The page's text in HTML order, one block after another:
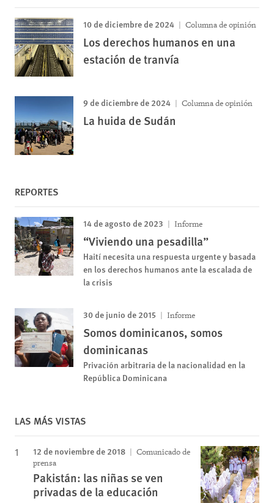
10 de diciembre de 2024 Columna de opinión
Los derechos humanos en una
estación de tranvía
9 de diciembre de 2024 Columna de opinión
La huida de Sudán
REPORTES
14 de agosto de 2023 Informe
“Viviendo una pesadilla”
Haití necesita una respuesta urgente y basada
en los derechos humanos ante la escalada de
la crisis
30 de junio de 2015 Informe
Somos dominicanos, somos
dominicanas
Privación arbitraria de la nacionalidad en la
República Dominicana
LAS MÁS VISTAS
12 de noviembre de 2018
Comunicado de
prensa
Pakistán: las niñas se ven
privadas de la educación